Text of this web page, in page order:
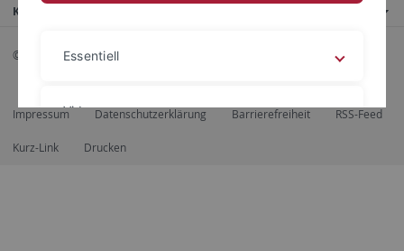
Kontaktinfo
© 2026 Eberhard Karls Universität Tübingen, Tübingen
Impressum Datenschutzerklärung Barrierefreiheit RSS-Feed
Kurz-Link Drucken
Essentiell
Videos